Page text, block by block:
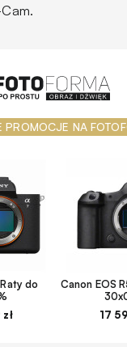
PROMOCJE NA
do
Canon EOS
17